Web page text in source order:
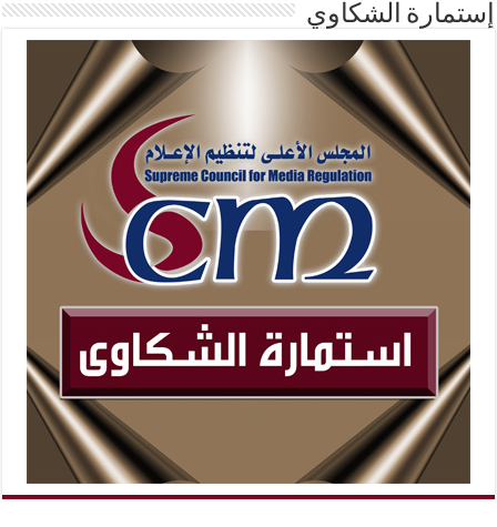
إستمارة الشكاوي